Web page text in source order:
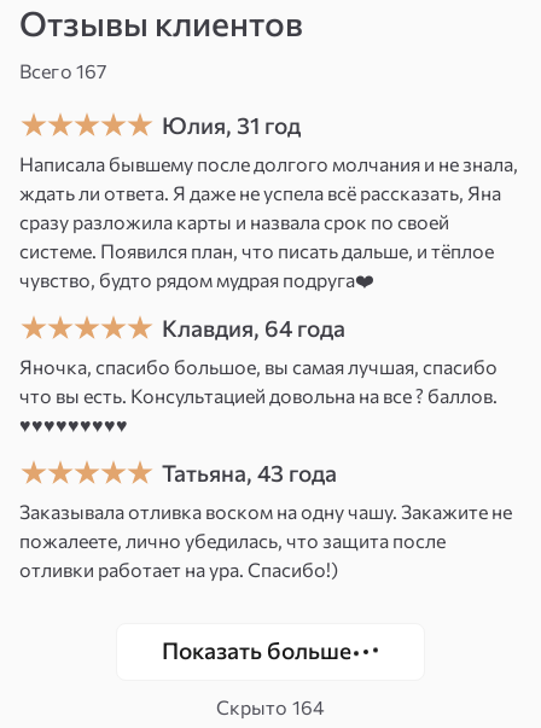
И воспитывали меня так, как воспитывали
в советских семьях: добросовестно работать,
то учусь, расширяю кругозор и открываю
миры, о которых всегда все умалчивают.
У мамы были способности переданные
бабушкой. Она гадала и предсказывала
события, задолго как они происходили.
Проявились эти способности и у меня, как
у моих сестер и брата. Любое для человека
дарование — это хорошо. И мне было легко
с моим даром, он мне помогал по жизни, вел
меня.
С 14 лет я просматривала ситуации по картам.
Еще до курсов по экстросенсорики поняла,
как велик этот путь! А когда прошла курсы
более осязаемое, могу помогать.
Я часто посещаю святые места и места силы.
Отзывы клиентов
Всего 167
Юлия, 31 год
Написала бывшему после долгого молчания и не знала,
ждать ли ответа. Я даже не успела всё рассказать, Яна
сразу разложила карты и назвала срок по своей
системе. Появился план, что писать дальше, и тёплое
чувство, будто рядом мудрая подруга❤️
Клавдия, 64 года
Яночка, спасибо большое, вы самая лучшая, спасибо
что вы есть. Консультацией довольна на все ? баллов.
♥️♥️♥️♥️♥️♥️♥️♥️♥️
Татьяна, 43 года
Заказывала отливка воском на одну чашу. Закажите не
пожалеете, лично убедилась, что защита после
отливки работает на ура. Спасибо!)
Показать больше
Скрыто 164